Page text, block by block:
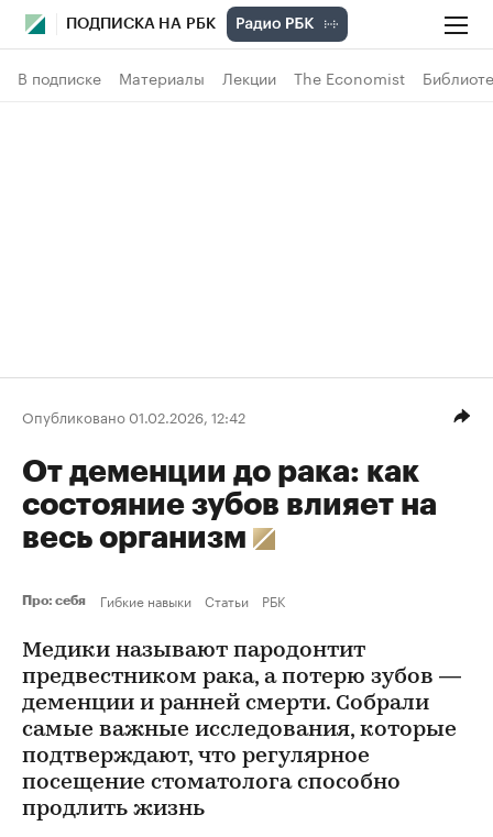
ПОДПИСКА НА РБК
В подписке Материалы Лекции The Economist
Опубликовано 01.02.2026, 12:42
От деменции до рака: как
состояние зубов влияет на
весь организм
Про: себя Гибкие навыки Статьи РБК
Медики называют пародонтит
предвестником рака, а потерю зубов —
деменции и ранней смерти. Собрали
самые важные исследования, которые
подтверждают, что регулярное
посещение стоматолога способно
продлить жизнь